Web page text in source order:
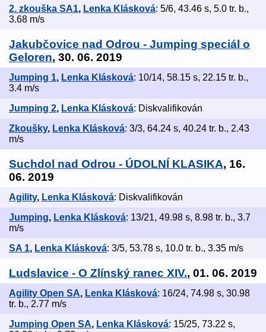
2. zkouška SA1, Lenka Klásková: 5/6, 43.46 s, 5.0 tr. b.,
3.68 m/s
Jakubčovice nad Odrou - Jumping speciál o
Geloren, 30. 06. 2019
Jumping 1, Lenka Klásková: 10/14, 58.15 s, 22.15 tr. b.,
3.4 m/s
Jumping 2, Lenka Klásková: Diskvalifikován
Zkoušky, Lenka Klásková: 3/3, 64.24 s, 40.24 tr. b., 2.43
m/s
Suchdol nad Odrou - ÚDOLNÍ KLASIKA, 16.
06. 2019
Agility, Lenka Klásková: Diskvalifikován
Jumping, Lenka Klásková: 13/21, 49.98 s, 8.98 tr. b., 3.7
m/s
SA 1, Lenka Klásková: 3/5, 53.78 s, 10.0 tr. b., 3.35 m/s
Ludslavice - O Zlínský ranec XIV., 01. 06. 2019
Agility Open SA, Lenka Klásková: 16/24, 74.98 s, 30.98
tr. b., 2.77 m/s
Jumping Open SA, Lenka Klásková: 15/25, 73.22 s,